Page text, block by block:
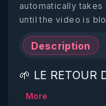
automatically takes
until the video is
Description
🌱 LE RETOUR
2022)!
More